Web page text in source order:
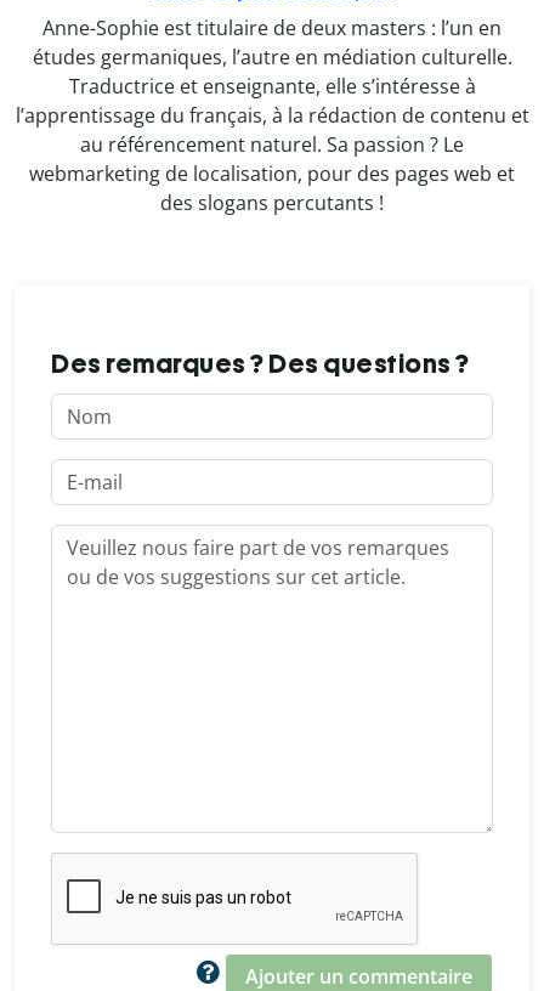
Anne-Sophie est titulaire de deux masters : l’un en
études germaniques, l’autre en médiation culturelle.
Traductrice et enseignante, elle s’intéresse à
l’apprentissage du français, à la rédaction de contenu et
au référencement naturel. Sa passion ? Le
webmarketing de localisation, pour des pages web et
des slogans percutants !
Des remarques ? Des questions ?
Ajouter un commentaire